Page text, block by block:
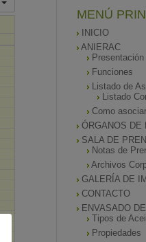
MENÚ
INICIO
ANIERAC
Presentación
Funciones
Listado de
Listado
Como
ÓRGANOS DE
SALA DE
Notas de
Archivos
GALERÍA DE
CONTACTO
ENVASADO
Tipos de
Propiedades